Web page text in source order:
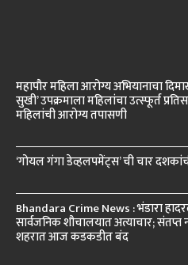
महापौर महिला आरोग्य अभियानाचा
सुखी’ उपक्रमाला महिलांचा उत्स्फूर्त
महिलांची आरोग्य तपासणी
‘गोयल गंगा डेव्हलपमेंट्स’ ची चार
Bhandara Crime News : भंडारा
सार्वजनिक शौचालयात अत्याचार;
शहरात आज कडकडीत बंद